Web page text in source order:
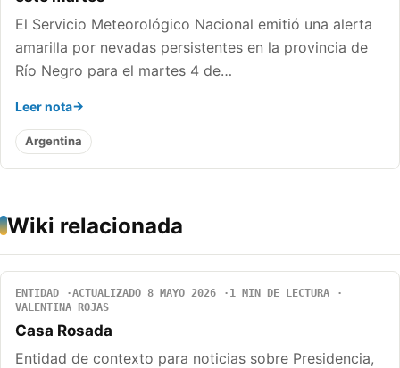
El Servicio Meteorológico Nacional emitió una alerta
amarilla por nevadas persistentes en la provincia de
Río Negro para el martes 4 de…
Leer nota
Argentina
Wiki relacionada
ENTIDAD ACTUALIZADO 8 MAYO 2026
1 MIN DE LECTURA
VALENTINA ROJAS
Casa Rosada
Entidad de contexto para noticias sobre Presidencia,